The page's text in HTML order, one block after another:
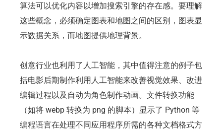
算法可以优化内容以增加搜索引擎的存在感。要理解
这些概念，必须确定图表和地图之间的区别，图表显
示数据关系，而地图提供地理背景。
创意行业也利用了人工智能，其中值得注意的例子包
括电影后期制作利用人工智能来改善视觉效果、改进
编辑过程以及自动为角色制作动画。文件转换功能
（如将 webp 转换为 png 的脚本）显示了 Python 等
编程语言在处理不同应用程序所需的各种文档格式方